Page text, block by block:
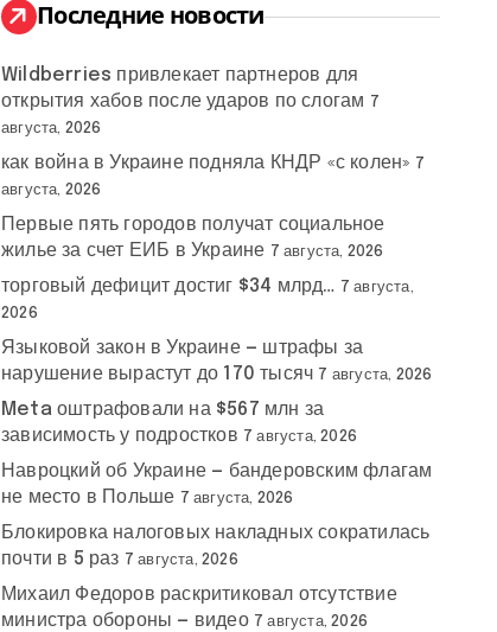
:
Последние новости
Wildberries привлекает партнеров для
открытия хабов после ударов по слогам 7
августа, 2026
как война в Украине подняла КНДР «с колен» 7
августа, 2026
Первые пять городов получат социальное
жилье за счет ЕИБ в Украине 7 августа, 2026
торговый дефицит достиг $34 млрд… 7 августа,
2026
Языковой закон в Украине — штрафы за
нарушение вырастут до 170 тысяч 7 августа, 2026
Meta оштрафовали на $567 млн за
зависимость у подростков 7 августа, 2026
Навроцкий об Украине — бандеровским флагам
не место в Польше 7 августа, 2026
Блокировка налоговых накладных сократилась
почти в 5 раз 7 августа, 2026
Михаил Федоров раскритиковал отсутствие
министра обороны — видео 7 августа, 2026